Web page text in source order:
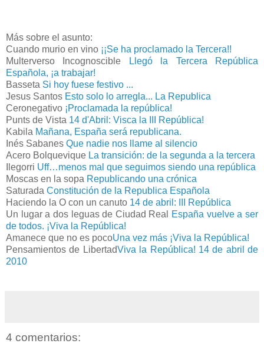
Más sobre el asunto:
Cuando murio en vino ¡¡Se ha proclamado la Tercera!!
Multerverso Incognoscible
Llegó la Tercera República
Española, ¡a trabajar!
Basseta Si hoy fuese festivo ...
Jesus Santos Esto solo lo arregla... La Republica
Ceronegativo ¡Proclamada la república!
Punts de Vista 14 d'Abril: Visca la III República!
Kabila Mañana, España será republicana.
Inés Sabanes Que nadie nos llame al silencio
Acero Bolquevique La transición: de la segunda a la tercera
Ilegorri Uff…menos mal que seguimos siendo una república
Moscas en la sopa Republicando una crónica
Saturada Constitución de la Republica Española
Haciendo la O con un canuto 14 de abril: III República
Un lugar a dos leguas de Ciudad Real
España vuelve a ser
de todos. ¡Viva la República!
Amanece que no es pocoUna vez más ¡Viva la República!
Pensamientos de LibertadViva la República! 14 de abril de
2010
4 comentarios: